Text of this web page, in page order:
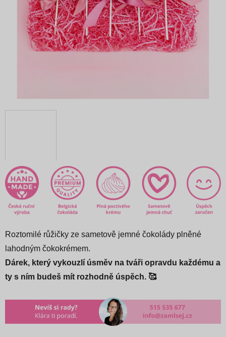
Roztomilé růžičky ze sametově jemné čokolády plněné
lahodným čokokrémem.
Dárek, který vykouzlí úsměv na tváři opravdu každému a
ty s ním budeš mít rozhodně úspěch. 🥰